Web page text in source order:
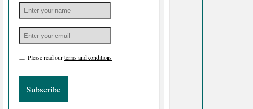
Please read ourterms and conditions